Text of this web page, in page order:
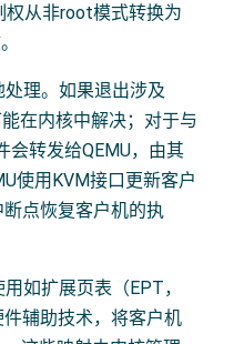
权从非root模式转换为
理。如果退出涉及
在内核中解决；对于与
会转发给QEMU，由其
使用KVM接口更新客户
点恢复客户机的执
如扩展页表（EPT，
辅助技术，将客户机